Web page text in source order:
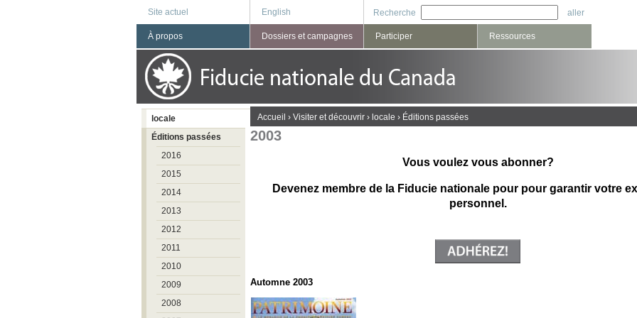
Site actuel English Recherche
You are here
Accueil › Visiter et découvrir › locale › Éditions passées
2003
Vous voulez vous abonner?
Devenez membre de la Fiducie nationale pour pour garantir votre
personnel.
Automne 2003
À propos Dossiers et campagnes Participer Ressources
locale
Éditions passées
2016
2015
2014
2013
2012
2011
2010
2009
2008